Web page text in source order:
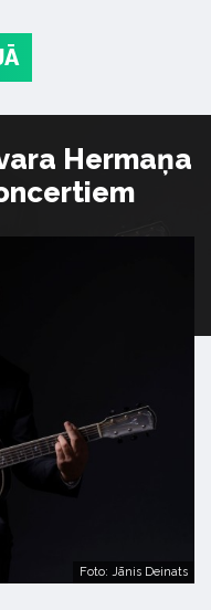
Hermaņa
Foto: Jānis Deinats